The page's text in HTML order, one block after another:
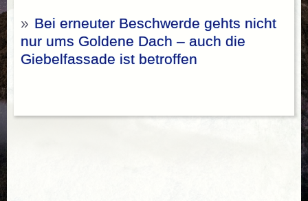
» Bei erneuter Beschwerde gehts nicht
nur ums Goldene Dach – auch die
Giebelfassade ist betroffen